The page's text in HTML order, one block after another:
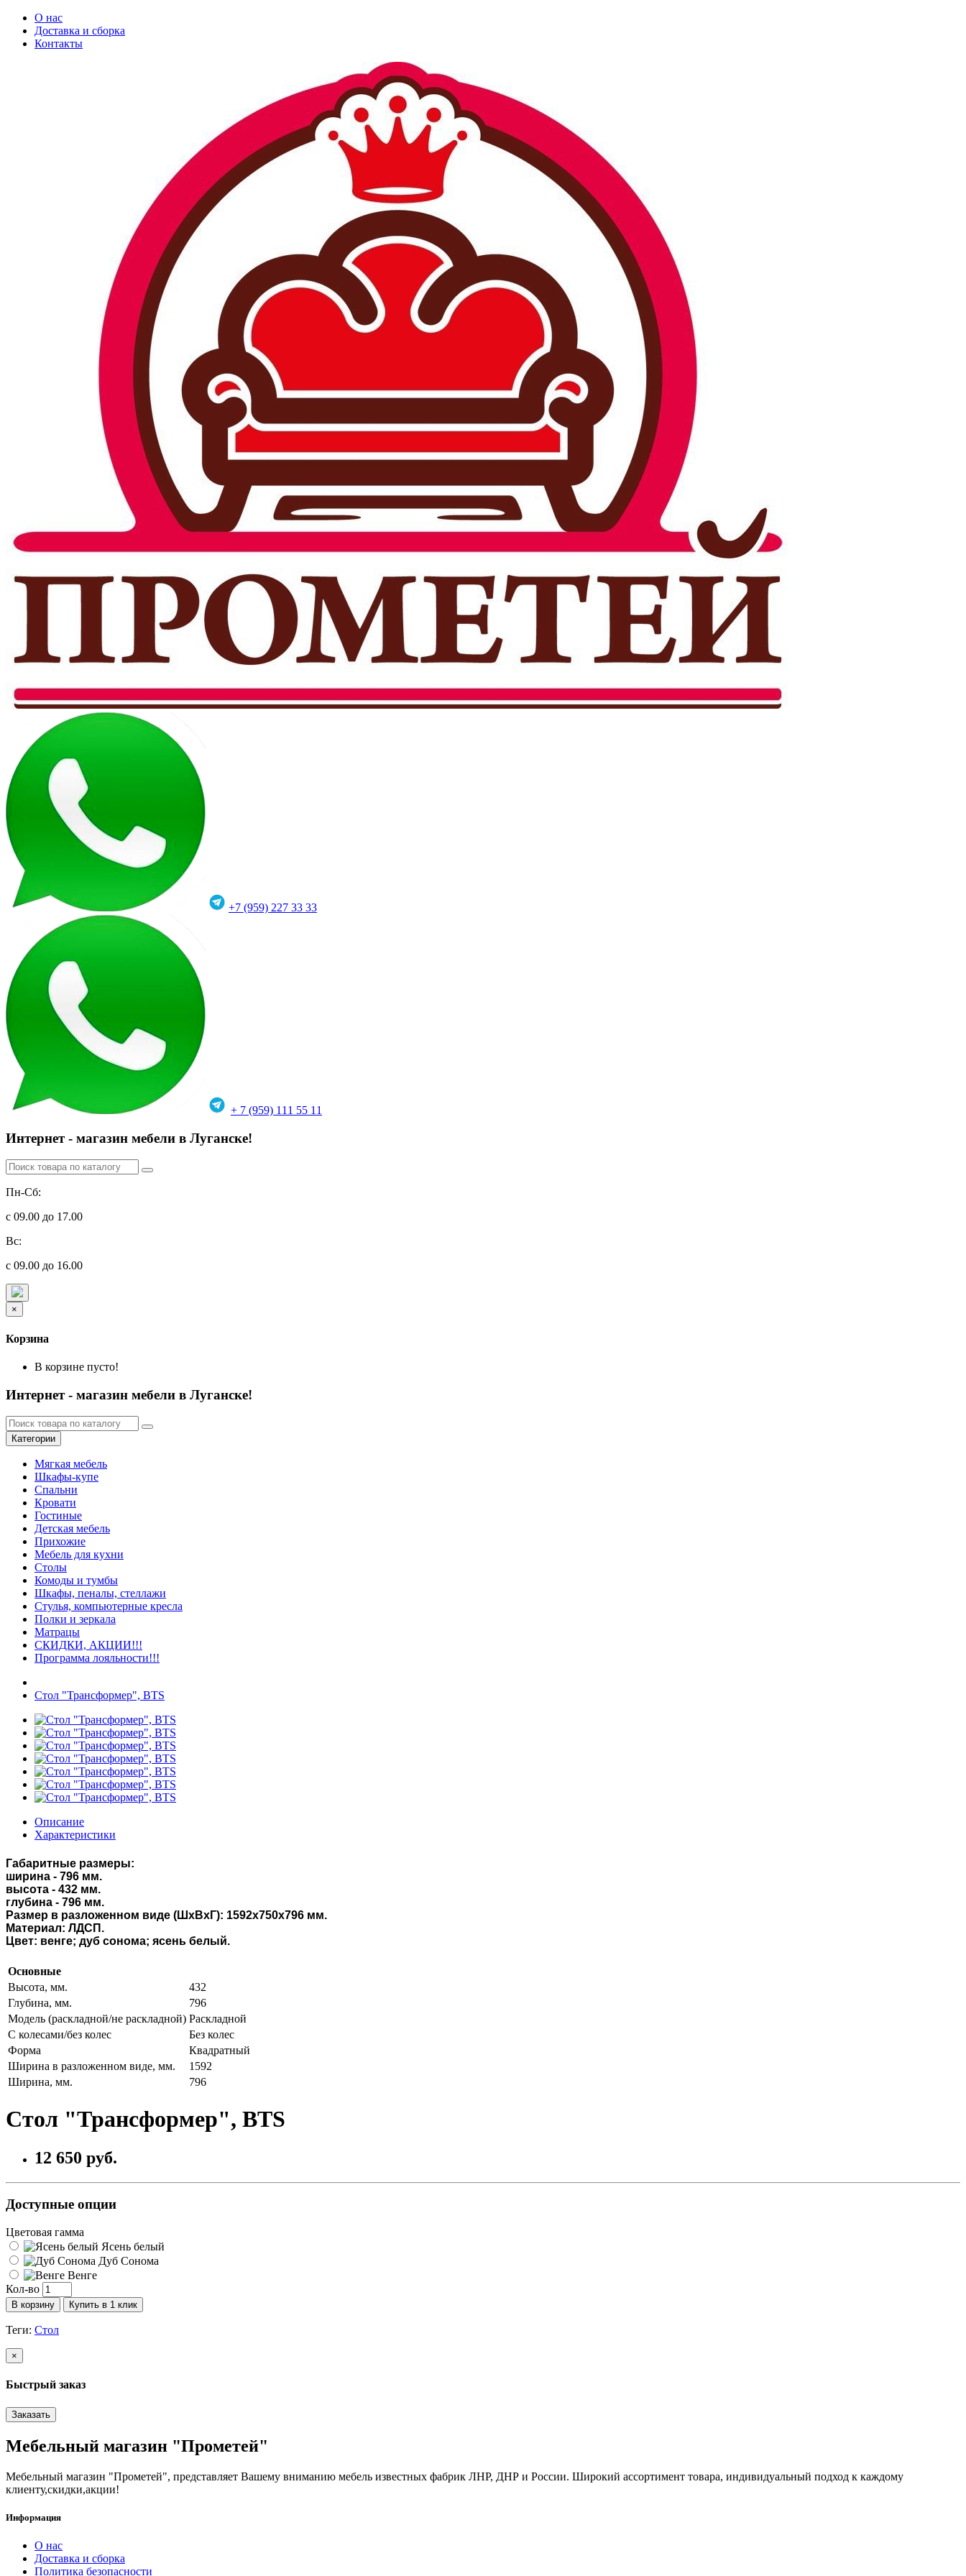
О нас
Доставка и сборка
Контакты
+7 (959) 227 33 33
+ 7 (959) 111 55 11
Интернет - магазин мебели в Луганске!
Пн-Сб:
с 09.00 до 17.00
Вс:
с 09.00 до 16.00
×
Корзина
В корзине пусто!
Интернет - магазин мебели в Луганске!
Категории
Мягкая мебель
Шкафы-купе
Спальни
Кровати
Гостиные
Детская мебель
Прихожие
Мебель для кухни
Столы
Комоды и тумбы
Шкафы, пеналы, стеллажи
Стулья, компьютерные кресла
Полки и зеркала
Матрацы
СКИДКИ, АКЦИИ!!!
Программа лояльности!!!
Стол "Трансформер", BTS
Описание
Характеристики
Габаритные размеры:
ширина - 796 мм.
высота - 432 мм.
глубина - 796 мм.
Размер в разложенном виде (ШхВхГ): 1592х750х796 мм.
Материал: ЛДСП.
Цвет: венге; дуб сонома; ясень белый.
Основные
Высота, мм.
432
Глубина, мм.
796
Модель (раскладной/не раскладной) Раскладной
С колесами/без колес
Без колес
Форма
Квадратный
Ширина в разложенном виде, мм.
1592
Ширина, мм.
796
Стол "Трансформер", BTS
12 650 руб.
Доступные опции
Цветовая гамма
Ясень белый
Дуб Сонома
Венге
Кол-во
В корзину Купить в 1 клик
Теги: Стол
×
Быстрый заказ
Заказать
Мебельный магазин "Прометей"
Мебельный магазин "Прометей", представляет Вашему вниманию мебель известных фабрик ЛНР, ДНР и России. Широкий ассортимент товара, индивидуальный подход к каждому
клиенту,скидки,акции!
Информация
О нас
Доставка и сборка
Политика безопасности